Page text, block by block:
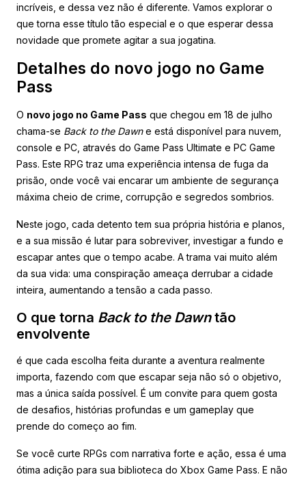
incríveis, e dessa vez não é diferente. Vamos explorar o
que torna esse título tão especial e o que esperar dessa
novidade que promete agitar a sua jogatina.
Detalhes do novo jogo no Game
Pass
O novo jogo no Game Pass que chegou em 18 de julho
chama-se Back to the Dawne está disponível para nuvem,
console e PC, através do Game Pass Ultimate e PC Game
Pass. Este RPG traz uma experiência intensa de fuga da
prisão, onde você vai encarar um ambiente de segurança
máxima cheio de crime, corrupção e segredos sombrios.
Neste jogo, cada detento tem sua própria história e planos,
e a sua missão é lutar para sobreviver, investigar a fundo e
escapar antes que o tempo acabe. A trama vai muito além
da sua vida: uma conspiração ameaça derrubar a cidade
inteira, aumentando a tensão a cada passo.
O que torna Back to the Dawntão
envolvente
é que cada escolha feita durante a aventura realmente
importa, fazendo com que escapar seja não só o objetivo,
mas a única saída possível. É um convite para quem gosta
de desafios, histórias profundas e um gameplay que
prende do começo ao fim.
Se você curte RPGs com narrativa forte e ação, essa é uma
ótima adição para sua biblioteca do Xbox Game Pass. E não